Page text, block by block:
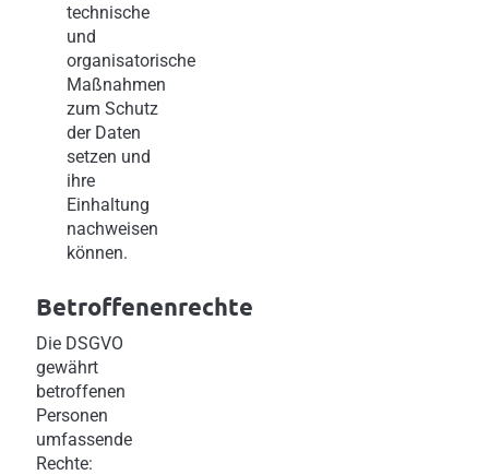
technische
und
organisatorische
Maßnahmen
zum Schutz
der Daten
setzen und
ihre
Einhaltung
nachweisen
können.
Betroffenenrechte
Die DSGVO
gewährt
betroffenen
Personen
umfassende
Rechte: